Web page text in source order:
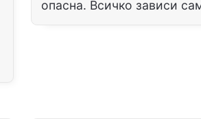
опасна. Всичко зависи